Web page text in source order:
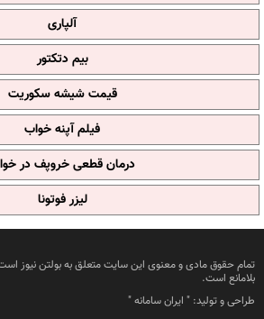
آلپاری
بیم دتکتور
قیمت شیشه سکوریت
فیلم آپنه خواب
درمان قطعی خروپف در
لیزر فوتونا
تمام حقوق مادی و معنوی این سایت متعلق به بولتن نیوز
بلامانع است.
طراحی و تولید: " ایران سامانه"